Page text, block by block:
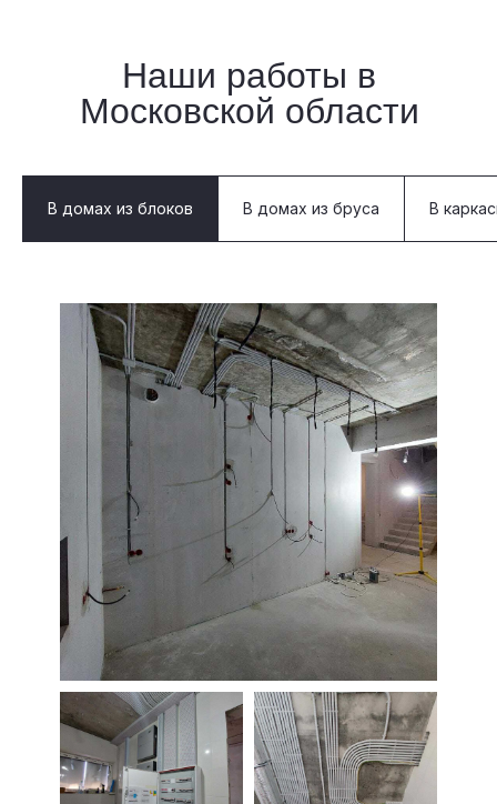
Наши работы в
Московской области
В домах из блоков В домах из бруса В